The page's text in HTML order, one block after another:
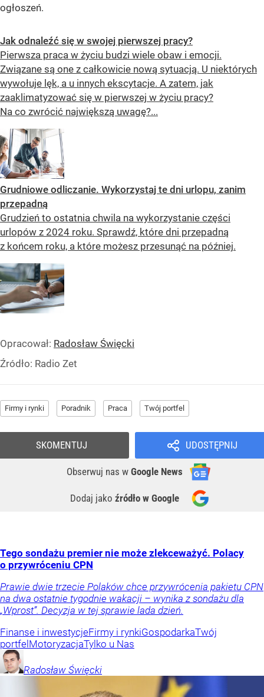
ogłoszeń.
Jak odnaleźć się w swojej pierwszej pracy?
Pierwsza praca w życiu budzi wiele obaw i emocji.
Związane są one z całkowicie nową sytuacją. U niektórych
wywołuje lęk, a u innych ekscytacje. A zatem, jak
zaaklimatyzować się w pierwszej w życiu pracy?
Na co zwrócić największą uwagę?...
Grudniowe odliczanie. Wykorzystaj te dni urlopu, zanim
przepadną
Grudzień to ostatnia chwila na wykorzystanie części
urlopów z 2024 roku. Sprawdź, które dni przepadną
z końcem roku, a które możesz przesunąć na później.
Opracował: Radosław Święcki
Źródło: Radio Zet
Firmy i rynki Poradnik Praca Twój portfel
UDOSTĘPNIJ
Obserwuj nas w Google News
Dodaj jako źródło w Google
SKOMENTUJ
Tego sondażu premier nie może zlekceważyć. Polacy
o przywróceniu CPN
Prawie dwie trzecie Polaków chce przywrócenia pakietu CPN
na dwa ostatnie tygodnie wakacji – wynika z sondażu dla
„Wprost”. Decyzja w tej sprawie lada dzień.
Finanse i inwestycjeFirmy i rynkiGospodarkaTwój
portfelMotoryzacjaTylko u Nas
Radosław Święcki